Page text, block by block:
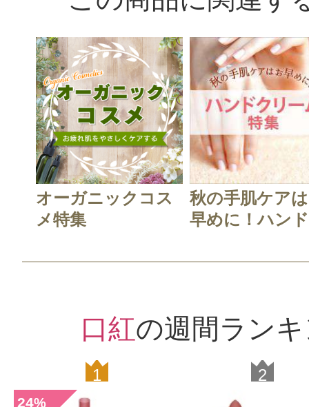
オーガニックコス
メ特集
秋の手肌ケア
早めに！ハン
口紅の週間ラン
1
24%
2